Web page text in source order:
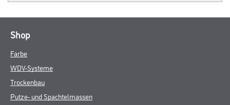
Shop
Farbe
WDV-Systeme
Trockenbau
Putze- und Spachtelmassen